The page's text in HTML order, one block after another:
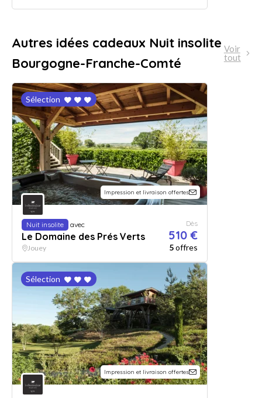
Autres idées cadeaux Nuit insolite
Bourgogne-Franche-Comté
Voir
tout
Sélection
Impression et livraison offertes
Nuit insolite avec
Le Domaine des Prés Verts
Dès
510 €
Jouey 5offres
Sélection
Impression et livraison offertes